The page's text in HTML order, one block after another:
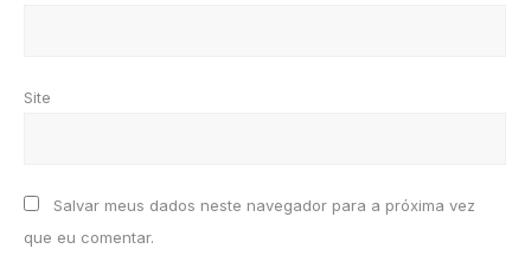
Site
Salvar meus dados neste navegador para a próxima vez
que eu comentar.